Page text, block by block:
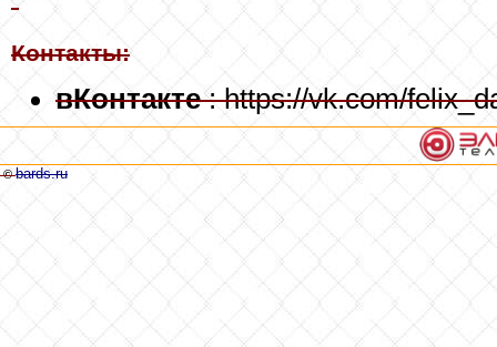
Контакты:
вКонтакте: https://vk.com/
©bards.ru